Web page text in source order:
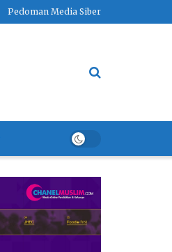
Pedoman Media Siber